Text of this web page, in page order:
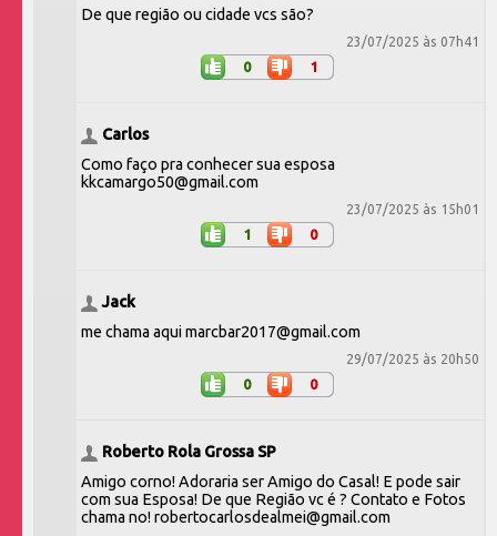
De que região ou cidade vcs são?
23/07/2025 às 07h41
0 1
Carlos
Como faço pra conhecer sua esposa
kkcamargo50@gmail.com
23/07/2025 às 15h01
1 0
Jack
me chama aqui marcbar2017@gmail.com
29/07/2025 às 20h50
0 0
Roberto Rola Grossa SP
Amigo corno! Adoraria ser Amigo do Casal! E pode sair
com sua Esposa! De que Região vc é ? Contato e Fotos
chama no! robertocarlosdealmei@gmail.com